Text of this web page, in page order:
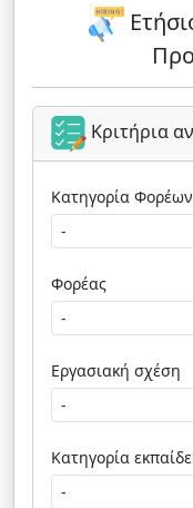
Κριτήρια
Κατηγορία Φορέων
Φορέας
Εργασιακή σχέση
Κατηγορία